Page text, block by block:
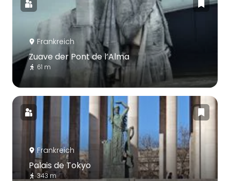
Frankreich
Zuave der Pont de l’Alma
61 m
Frankreich
Palais de Tokyo
343 m